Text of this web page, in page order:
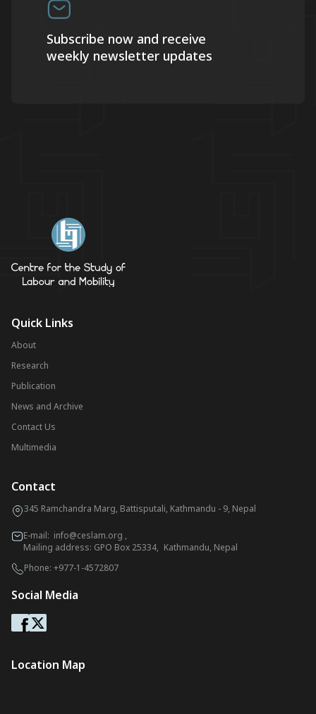
Subscribe now and receive
weekly newsletter updates
Quick Links
About
Research
Publication
News and Archive
Contact Us
Multimedia
Contact
345 Ramchandra Marg, Battisputali, Kathmandu - 9, Nepal
E-mail: info@ceslam.org ,
Mailing address: GPO Box 25334, Kathmandu, Nepal
Phone: +977-1-4572807
Social Media
Location Map